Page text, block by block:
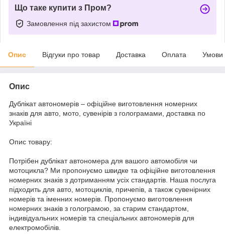
Що таке купити з Пром?
Замовлення під захистом
Опис Відгуки про товар Доставка Оплата Умови
Опис
Дублікат автономерів – офіційне виготовлення номерних
знаків для авто, мото, сувенірів з голограмами, доставка по
Україні
Опис товару:
Потрібен дублікат автономера для вашого автомобіля чи
мотоцикла? Ми пропонуємо швидке та офіційне виготовлення
номерних знаків з дотриманням усіх стандартів. Наша послуга
підходить для авто, мотоциклів, причепів, а також сувенірних
номерів та іменних номерів. Пропонуємо виготовлення
номерних знаків з голограмою, за старим стандартом,
індивідуальних номерів та спеціальних автономерів для
електромобілів.